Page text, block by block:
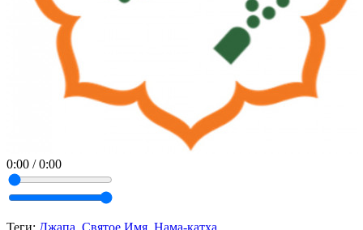
0:00 /0:00
Теги: Джапа, Святое Имя, Нама-катха